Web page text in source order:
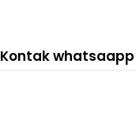
Kontak whatsaapp